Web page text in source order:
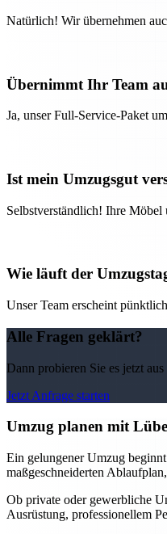
Natürlich! Wir übernehmen
Übernimmt Ihr Team
Ja, unser Full-Service-Paket
Ist mein Umzugsgut
Selbstverständlich! Ihre Möbel
Wie läuft der
Unser Team erscheint
Alle Fragen geklärt?
Dann probieren Sie es jetzt
Jetzt Anfrage starten
Umzug planen mit
Ein gelungener Umzug
maßgeschneiderten
Ob private oder gewerbliche
Ausrüstung, professionellem